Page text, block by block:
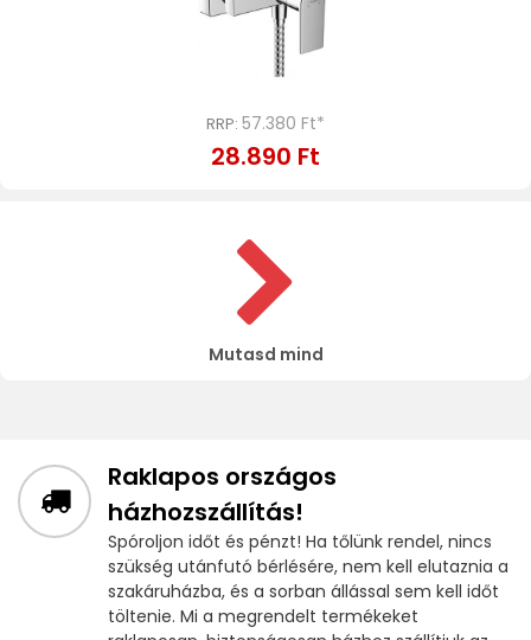
RRP: 57.380 Ft*
28.890 Ft
Mutasd mind
Raklapos országos
házhozszállítás!
Spóroljon időt és pénzt! Ha tőlünk rendel, nincs
szükség utánfutó bérlésére, nem kell elutaznia a
szakáruházba, és a sorban állással sem kell időt
töltenie. Mi a megrendelt termékeket